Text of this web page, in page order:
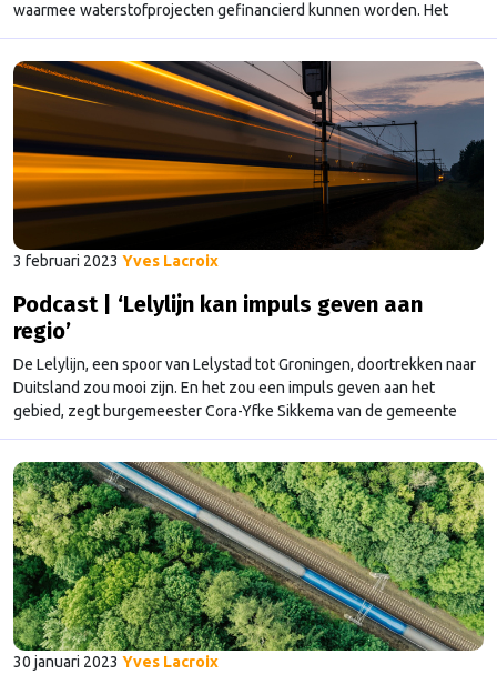
waarmee waterstofprojecten gefinancierd kunnen worden. Het
Comité van de Regio’s waarin lokale en regionale bestuurders
zitten, heeft een online raadpleging over de waterstofbank
geopend. Het Comité van de Regio’s heeft als doel om de Europese
Continued
3 februari 2023 Yves Lacroix
Podcast | ‘Lelylijn kan impuls geven aan
regio’
De Lelylijn, een spoor van Lelystad tot Groningen, doortrekken naar
Duitsland zou mooi zijn. En het zou een impuls geven aan het
gebied, zegt burgemeester Cora-Yfke Sikkema van de gemeente
Oldambt in aflevering drie van de podcast Provincies: Bestemming
Brussel. “Wij wonen in een gebied waar economische impulsen
goed en belangrijk zijn.” Omdat het aan …Continued
30 januari 2023 Yves Lacroix